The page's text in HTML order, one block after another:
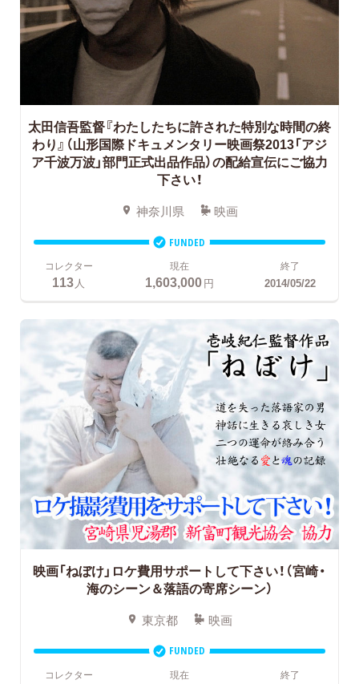
太田信吾監督『わたしたちに許された特別な時間の終
わり』（山形国際ドキュメンタリー映画祭2013「アジ
ア千波万波」部門正式出品作品）の配給宣伝にご協力
下さい！
神奈川県 映画
FUNDED
コレクター
113人
現在
1,603,000円
終了
2014/05/22
映画「ねぼけ」ロケ費用サポートして下さい！（宮崎・
海のシーン＆落語の寄席シーン）
東京都 映画
FUNDED
コレクター
現在 終了